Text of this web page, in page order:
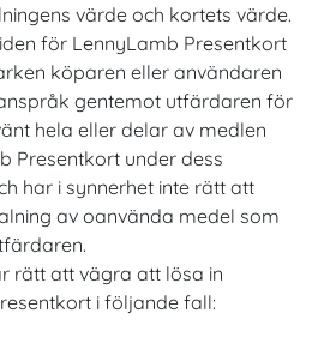
värde och kortets värde.
för LennyLamb Presentkort
köparen eller användaren
gentemot utfärdaren för
hela eller delar av medlen
Presentkort under dess
har i synnerhet inte rätt att
av oanvända medel som
rätt att vägra att lösa in
i följande fall: